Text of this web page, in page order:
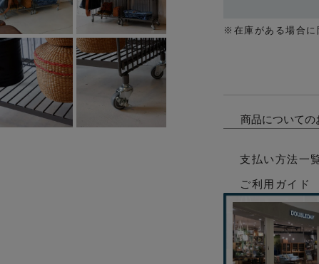
※在庫がある場合に
商品について
支払い方法一
ご利用ガイド